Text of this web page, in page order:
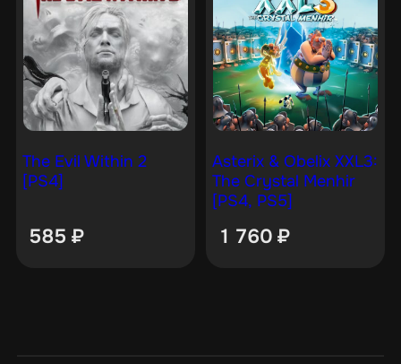
The Evil Within 2
[PS4]
585 ₽
Asterix & Obelix XXL3:
The Crystal Menhir
[PS4, PS5]
1 760 ₽